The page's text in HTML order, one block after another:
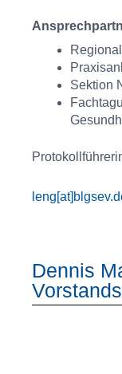
Sektion
Dennis